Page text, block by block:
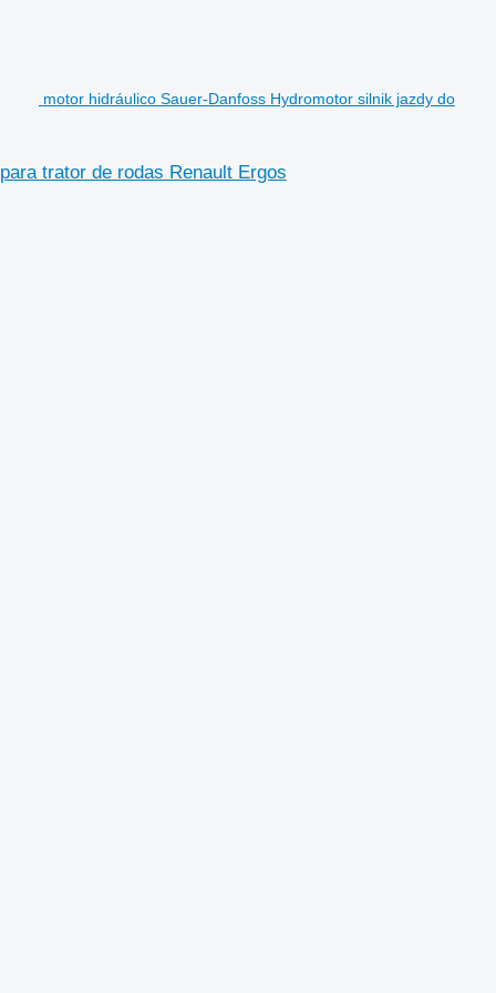
motor hidráulico Sauer-Danfoss Hydromotor silnik jazdy do
trator de rodas Renault Ergos